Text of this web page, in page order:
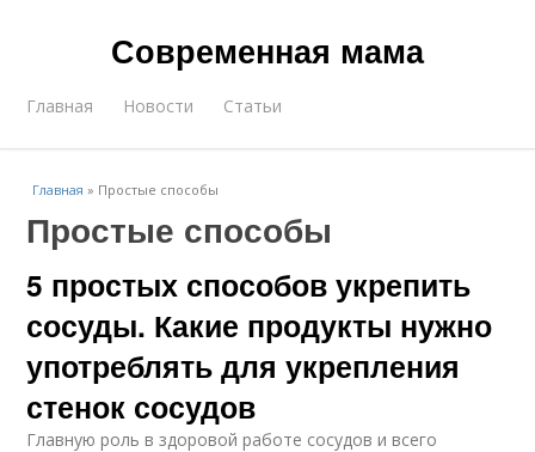
Современная мама
Главная Новости Статьи
Главная » Простые способы
Простые способы
5 простых способов укрепить
сосуды. Какие продукты нужно
употреблять для укрепления
стенок сосудов
Главную роль в здоровой работе сосудов и всего